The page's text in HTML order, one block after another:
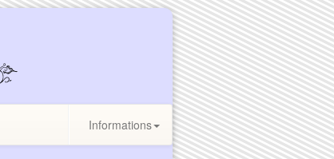
Informations